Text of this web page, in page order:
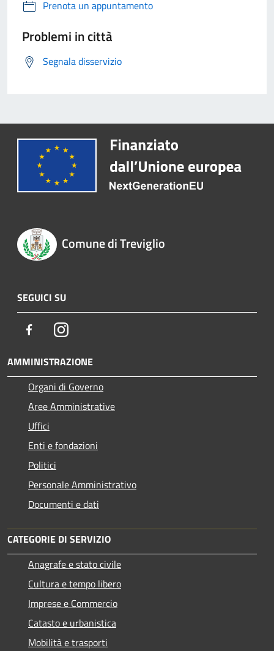
Prenota un appuntamento
Problemi in città
Segnala disservizio
Comune di Treviglio
SEGUICI SU
FacebookInstagram
AMMINISTRAZIONE
Organi di Governo
Aree Amministrative
Uffici
Enti e fondazioni
Politici
Personale Amministrativo
Documenti e dati
CATEGORIE DI SERVIZIO
Anagrafe e stato civile
Cultura e tempo libero
Imprese e Commercio
Catasto e urbanistica
Mobilità e trasporti